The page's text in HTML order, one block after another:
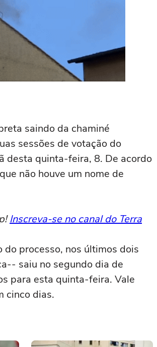
saindo da chaminé
sessões de votação do
desta quinta-feira, 8. De acordo
não houve um nome de
Inscreva-se no canal do Terra
do processo, nos últimos dois
saiu no segundo dia de
para esta quinta-feira. Vale
cinco dias.